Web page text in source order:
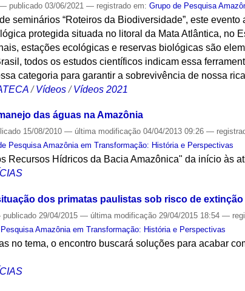
publicado 03/06/2021— registrado em:Grupo de Pesquisa
seminários “Roteiros da Biodiversidade”, este
protegida situada no litoral da Mata Atlântica, no
estações ecológicas e reservas biológicas são
todos os estudos científicos indicam essa
categoria para garantir a sobrevivência de nossa
/Vídeos /Vídeos 2021
das águas na Amazônia
15/08/2010— última modificação 04/04/2013 09:26—
Pesquisa Amazônia em Transformação: História e Perspectivas
Recursos Hídricos da Bacia Amazônica" da início às
dos primatas paulistas sob risco de extinção
publicado 29/04/2015— última modificação 29/04/2015 18:54—
Amazônia em Transformação: História e Perspectivas
no tema, o encontro buscará soluções para acabar